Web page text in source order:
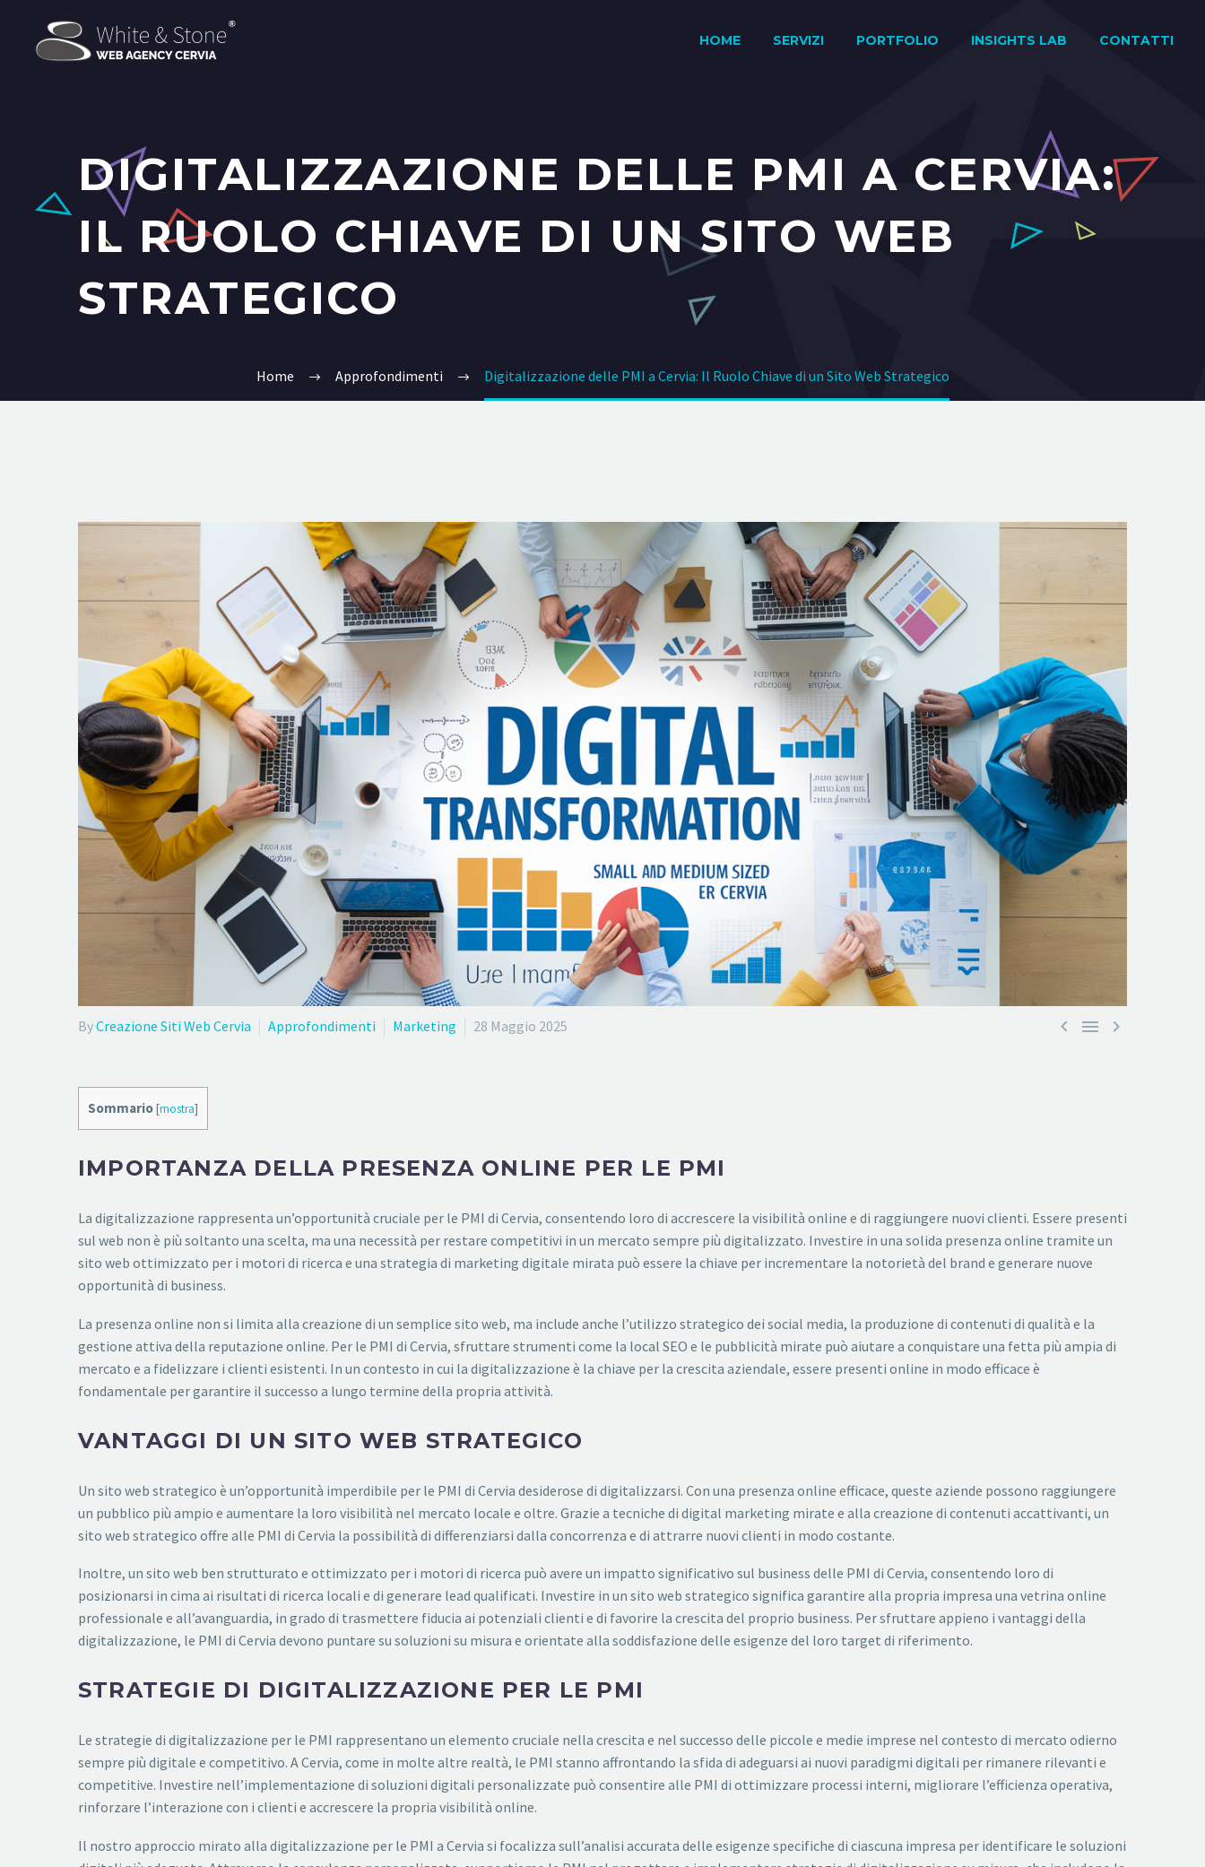
HOME SERVIZI PORTFOLIO INSIGHTS LAB CONTATTI
DIGITALIZZAZIONE DELLE PMI A CERVIA:
IL RUOLO CHIAVE DI UN SITO WEB
STRATEGICO
Home Approfondimenti Digitalizzazione delle PMI a Cervia: Il Ruolo Chiave di un Sito Web Strategico
  
ByCreazione Siti Web Cervia Approfondimenti Marketing 28 Maggio 2025
Sommario[mostra]
IMPORTANZA DELLA PRESENZA ONLINE PER LE PMI
La digitalizzazione rappresenta un’opportunità cruciale per le PMI di Cervia, consentendo loro di accrescere la visibilità online e di raggiungere nuovi clienti. Essere presenti
sul web non è più soltanto una scelta, ma una necessità per restare competitivi in un mercato sempre più digitalizzato. Investire in una solida presenza online tramite un
sito web ottimizzato per i motori di ricerca e una strategia di marketing digitale mirata può essere la chiave per incrementare la notorietà del brand e generare nuove
opportunità di business.
La presenza online non si limita alla creazione di un semplice sito web, ma include anche l’utilizzo strategico dei social media, la produzione di contenuti di qualità e la
gestione attiva della reputazione online. Per le PMI di Cervia, sfruttare strumenti come la local SEO e le pubblicità mirate può aiutare a conquistare una fetta più ampia di
mercato e a fidelizzare i clienti esistenti. In un contesto in cui la digitalizzazione è la chiave per la crescita aziendale, essere presenti online in modo efficace è
fondamentale per garantire il successo a lungo termine della propria attività.
VANTAGGI DI UN SITO WEB STRATEGICO
Un sito web strategico è un’opportunità imperdibile per le PMI di Cervia desiderose di digitalizzarsi. Con una presenza online efficace, queste aziende possono raggiungere
un pubblico più ampio e aumentare la loro visibilità nel mercato locale e oltre. Grazie a tecniche di digital marketing mirate e alla creazione di contenuti accattivanti, un
sito web strategico offre alle PMI di Cervia la possibilità di differenziarsi dalla concorrenza e di attrarre nuovi clienti in modo costante.
Inoltre, un sito web ben strutturato e ottimizzato per i motori di ricerca può avere un impatto significativo sul business delle PMI di Cervia, consentendo loro di
posizionarsi in cima ai risultati di ricerca locali e di generare lead qualificati. Investire in un sito web strategico significa garantire alla propria impresa una vetrina online
professionale e all’avanguardia, in grado di trasmettere fiducia ai potenziali clienti e di favorire la crescita del proprio business. Per sfruttare appieno i vantaggi della
digitalizzazione, le PMI di Cervia devono puntare su soluzioni su misura e orientate alla soddisfazione delle esigenze del loro target di riferimento.
STRATEGIE DI DIGITALIZZAZIONE PER LE PMI
Le strategie di digitalizzazione per le PMI rappresentano un elemento cruciale nella crescita e nel successo delle piccole e medie imprese nel contesto di mercato odierno
sempre più digitale e competitivo. A Cervia, come in molte altre realtà, le PMI stanno affrontando la sfida di adeguarsi ai nuovi paradigmi digitali per rimanere rilevanti e
competitive. Investire nell’implementazione di soluzioni digitali personalizzate può consentire alle PMI di ottimizzare processi interni, migliorare l’efficienza operativa,
rinforzare l’interazione con i clienti e accrescere la propria visibilità online.
Il nostro approccio mirato alla digitalizzazione per le PMI a Cervia si focalizza sull’analisi accurata delle esigenze specifiche di ciascuna impresa per identificare le soluzioni